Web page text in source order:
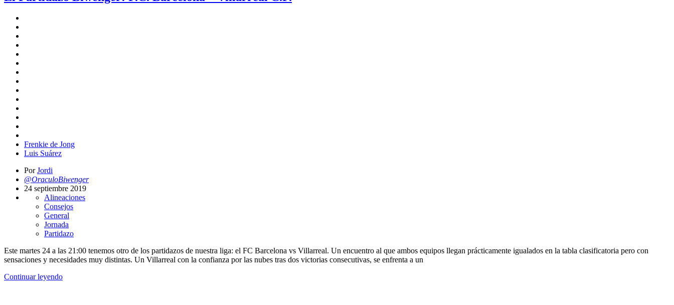
Frenkie de Jong
Luis Suárez
PorJordi
@OraculoBiwenger
24 septiembre 2019
Alineaciones
Consejos
General
Jornada
Partidazo
Este martes 24 a las 21:00 tenemos otro de los partidazos de nuestra liga: el FC Barcelona vs Villarreal. Un encuentro al que ambos equipos llegan prácticamente igualados en la tabla clasificatoria pero con
sensaciones y necesidades muy distintas. Un Villarreal con la confianza por las nubes tras dos victorias consecutivas, se enfrenta a un
Continuar leyendo